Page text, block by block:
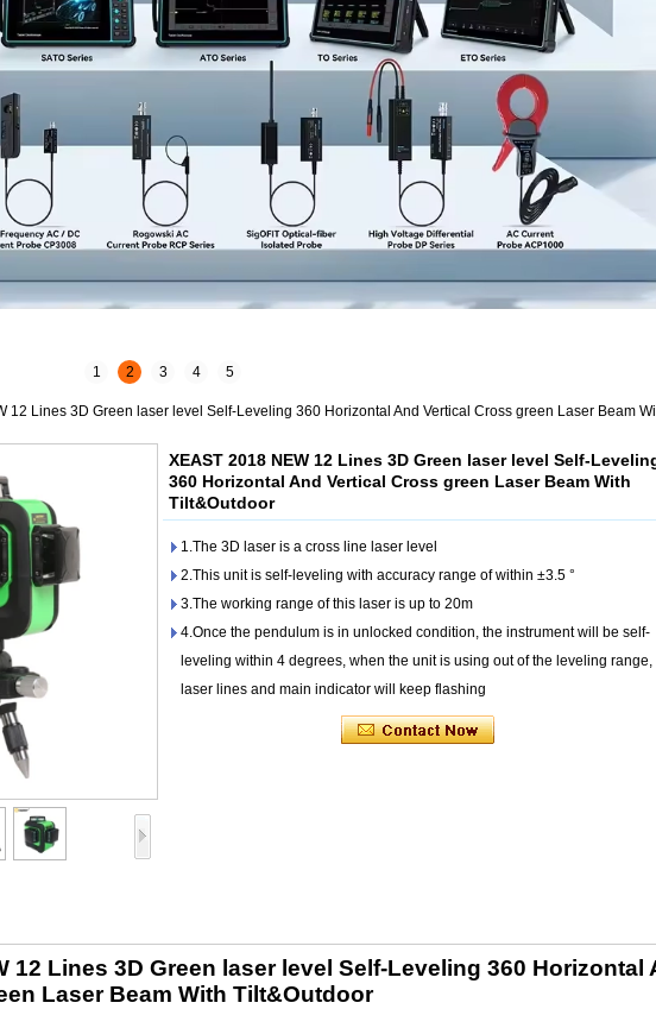
1 2 3 4 5
12 Lines 3D Green laser level Self-Leveling 360 Horizontal And Vertical Cross green Laser Beam
XEAST 2018 NEW 12 Lines 3D Green laser level Self-
360 Horizontal And Vertical Cross green Laser Beam With
Tilt&Outdoor
1.The 3D laser is a cross line laser level
2.This unit is self-leveling with accuracy range of within ±3.5 °
3.The working range of this laser is up to 20m
4.Once the pendulum is in unlocked condition, the instrument will be self-
leveling within 4 degrees, when the unit is using out of the leveling range,
laser lines and main indicator will keep flashing
12 Lines 3D Green laser level Self-Leveling 360 Horizontal
Laser Beam With Tilt&Outdoor